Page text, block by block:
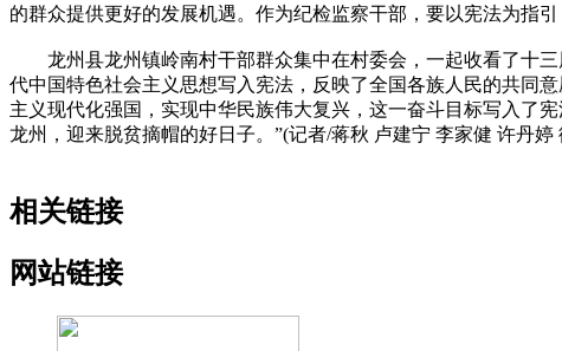
的群众提供更好的发展机遇。作为纪检监察干部，要以宪法为指
龙州县龙州镇岭南村干部群众集中在村委会，一起收看了十三
代中国特色社会主义思想写入宪法，反映了全国各族人民的共同
主义现代化强国，实现中华民族伟大复兴，这一奋斗目标写入了
龙州，迎来脱贫摘帽的好日子。”(记者/蒋秋 卢建宁 李家健 许丹
相关链接
网站链接